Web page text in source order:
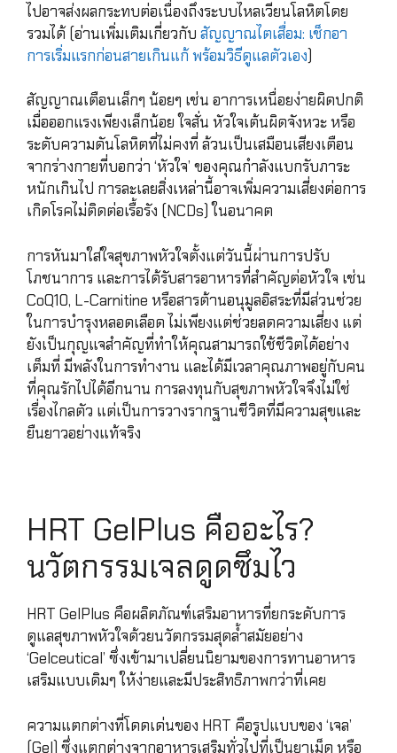
ไปอาจส่งผลกระทบต่อเนื่องถึงระบบไหลเวียนโลหิตโดย
รวมได้ (อ่านเพิ่มเติมเกี่ยวกับ สัญญาณไตเสื่อม: เช็กอา
การเริ่มแรกก่อนสายเกินแก้ พร้อมวิธีดูแลตัวเอง)
สัญญาณเตือนเล็กๆ น้อยๆ เช่น อาการเหนื่อยง่ายผิดปกติ
เมื่อออกแรงเพียงเล็กน้อย ใจสั่น หัวใจเต้นผิดจังหวะ หรือ
ระดับความดันโลหิตที่ไม่คงที่ ล้วนเป็นเสมือนเสียงเตือน
จากร่างกายที่บอกว่า ‘หัวใจ’ ของคุณกำลังแบกรับภาระ
หนักเกินไป การละเลยสิ่งเหล่านี้อาจเพิ่มความเสี่ยงต่อการ
เกิดโรคไม่ติดต่อเรื้อรัง (NCDs) ในอนาคต
การหันมาใส่ใจสุขภาพหัวใจตั้งแต่วันนี้ผ่านการปรับ
โภชนาการ และการได้รับสารอาหารที่สำคัญต่อหัวใจ เช่น
CoQ10, L-Carnitine หรือสารต้านอนุมูลอิสระที่มีส่วนช่วย
ในการบำรุงหลอดเลือด ไม่เพียงแต่ช่วยลดความเสี่ยง แต่
ยังเป็นกุญแจสำคัญที่ทำให้คุณสามารถใช้ชีวิตได้อย่าง
เต็มที่ มีพลังในการทำงาน และได้มีเวลาคุณภาพอยู่กับคน
ที่คุณรักไปได้อีกนาน การลงทุนกับสุขภาพหัวใจจึงไม่ใช่
เรื่องไกลตัว แต่เป็นการวางรากฐานชีวิตที่มีความสุขและ
ยืนยาวอย่างแท้จริง
HRT GelPlus คืออะไร?
นวัตกรรมเจลดูดซึมไว
HRT GelPlus คือผลิตภัณฑ์เสริมอาหารที่ยกระดับการ
ดูแลสุขภาพหัวใจด้วยนวัตกรรมสุดล้ำสมัยอย่าง
‘Gelceutical’ ซึ่งเข้ามาเปลี่ยนนิยามของการทานอาหาร
เสริมแบบเดิมๆ ให้ง่ายและมีประสิทธิภาพกว่าที่เคย
ความแตกต่างที่โดดเด่นของ HRT คือรูปแบบของ ‘เจล’
(Gel) ซึ่งแตกต่างจากอาหารเสริมทั่วไปที่เป็นยาเม็ด หรือ